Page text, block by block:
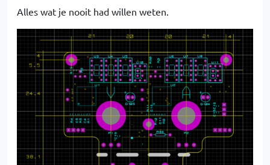
Alles wat je nooit had willen weten.